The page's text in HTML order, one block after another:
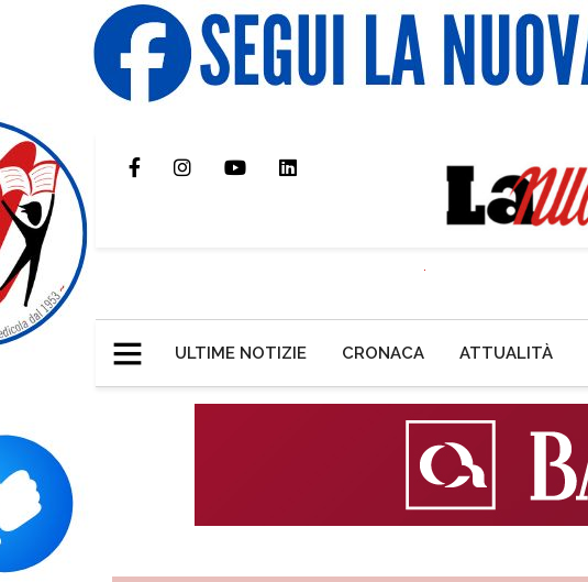
ULTIME NOTIZIE CRONACA ATTUALITÀ